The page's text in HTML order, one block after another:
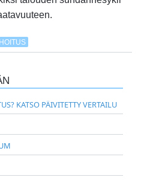
KATSO PÄIVITETTY VERTAILU